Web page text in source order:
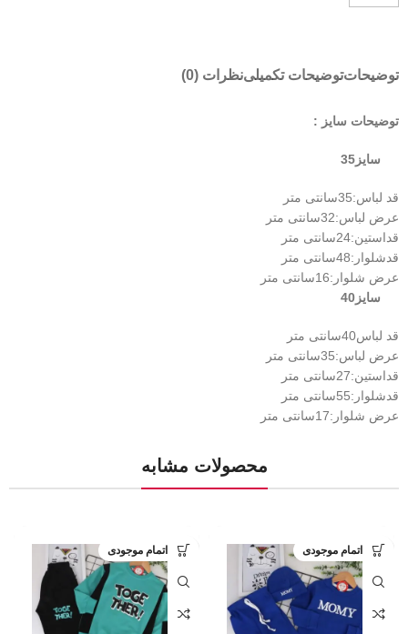
توضیحاتتوضیحات تکمیلینظرات (0)
توضیحات سایز :
سایز35
قد لباس:35سانتی متر
عرض لباس:32سانتی متر
قداستین:24سانتی متر
قدشلوار:48سانتی متر
عرض شلوار:16سانتی متر
سایز40
قد لباس40سانتی متر
عرض لباس:35سانتی متر
قداستین:27سانتی متر
قدشلوار:55سانتی متر
عرض شلوار:17سانتی متر
محصولات مشابه
اتمام موجودی اتمام موجودی